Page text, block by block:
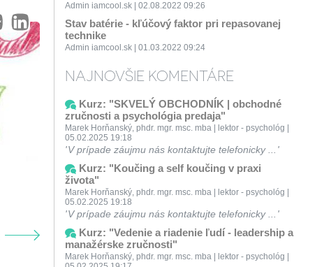
Admin iamcool.sk | 02.08.2022 09:26
Stav batérie - kľúčový faktor pri repasovanej
technike
Admin iamcool.sk | 01.03.2022 09:24
NAJNOVŠIE KOMENTÁRE
Kurz: "SKVELÝ OBCHODNÍK | obchodné
zručnosti a psychológia predaja"
Marek Horňanský, phdr. mgr. msc. mba | lektor - psychológ |
05.02.2025 19:18
V prípade záujmu nás kontaktujte telefonicky ...
Kurz: "Koučing a self koučing v praxi
života"
Marek Horňanský, phdr. mgr. msc. mba | lektor - psychológ |
05.02.2025 19:18
V prípade záujmu nás kontaktujte telefonicky ...
Kurz: "Vedenie a riadenie ľudí - leadership a
manažérske zručnosti"
Marek Horňanský, phdr. mgr. msc. mba | lektor - psychológ |